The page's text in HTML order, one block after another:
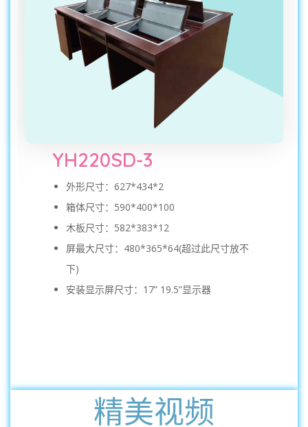
YH220SD-3
外形尺寸：627*434*2
箱体尺寸：590*400*100
木板尺寸：582*383*12
屏最大尺寸：480*365*64(超过此尺寸放不
下)
安装显示屏尺寸：17” 19.5”显示器
精美视频